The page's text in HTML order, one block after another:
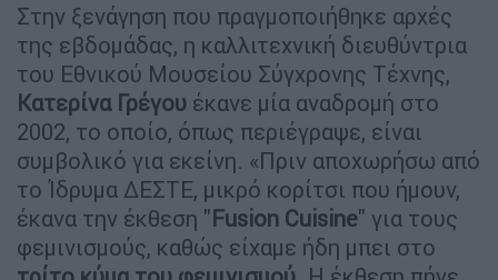
Στην ξενάγηση που πραγμοποιήθηκε αρχές
της εβδομάδας, η καλλιτεχνική διευθύντρια
του Εθνικού Μουσείου Σύγχρονης Τέχνης,
Κατερίνα Γρέγου έκανε μία αναδρομή στο
2002, το οποίο, όπως περιέγραψε, είναι
συμβολικό για εκείνη. «Πριν αποχωρήσω από
το Ίδρυμα ΔΕΣΤΕ, μικρό κορίτσι που ήμουν,
έκανα την έκθεση "Fusion Cuisine" για τους
φεμινισμούς, καθώς είχαμε ήδη μπει στο